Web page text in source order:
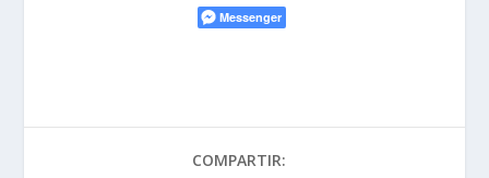
Messenger
COMPARTIR: